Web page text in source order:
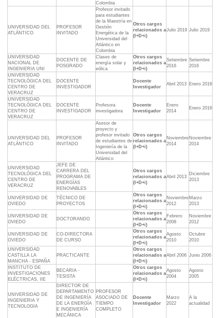
Colombia
UNIVERSIDAD DEL
ATLÁNTICO
PROFESOR
INVITADO
Profesor invitado
para estudiantes
de la Maestría en
Gestión
Energética de la
Universidad del
Atlántico en
Colombia
Otros cargos
relacionados a
(I+D+i)
Julio 2019 Julio 2019
UNIVERSIDAD
NACIONAL DE
INGENIERIA UNI
DOCENTE DE
POSGRADO
Clases de
energía solar y
eólica
Otros cargos
relacionados a
(I+D+i)
Setiembre
2016
Setiembre
2016
UNIVERSIDAD
TECNOLÓGICA DEL
CENTRO DE
VERACRUZ
DOCENTE
INVESTIGADOR
Docente
Investigador
Abril 2013 Enero 2016
UNIVERSIDAD
TECNOLÓGICA DEL
CENTRO DE
VERACRUZ
DOCENTE
INVESTIGADOR
Profesora
investigadora
Docente
Investigador
Enero
2014
Enero 2016
UNIVERSIDAD DEL
ATLÁNTICO
PROFESOR
INVITADO
Asesor de
proyecto y
profesor invitado
de estudiantes de
Ingeniería de la
Universidad del
Atlántico
Otros cargos
relacionados a
(I+D+i)
Noviembre
2014
Noviembre
2014
UNIVERSIDAD
TECNOLÓGICA DEL
CENTRO DE
VERACRUZ
JEFE DE
CARRERA DEL
PROGRAMA DE
ENERGÍAS
RENOVABLES
Otros cargos
relacionados a
(I+D+i)
Abril 2013
Diciembre
2013
UNIVERSIDAD DE
OVIEDO
TÉCNICO DE
PROYECTOS
Otros cargos
relacionados a
(I+D+i)
Noviembre
2012
Marzo
2013
UNIVERSIDAD DE
OVIEDO
DOCTORANDO
Otros cargos
relacionados a
(I+D+i)
Febrero
2008
Noviembre
2012
UNIVERSIDAD DE
OVIEDO
CO-DIRECTORA
DE CURSO
Otros cargos
relacionados a
(I+D+i)
Agosto
2010
Octubre
2010
UNIVERSIDAD
CASTILLA LA
MANCHA - ESPAÑA
PRACTICANTE
Otros cargos
relacionados a
(I+D+i)
Abril 2006 Junio 2006
INSTITUTO DE
INVESTIGACIONES
ELÉCTRICAS, IIE
BECARIA -
TESISTA
Otros cargos
relacionados a
(I+D+i)
Agosto
2004
Agosto
2005
UNIVERSIDAD DE
INGENIERIA Y
TECNOLOGIA
DIRECTOR DE
DEPARTAMENTO
DE INGENIERÍA
DE LA ENERGÍA
E INGENIERÍA
MECÁNICA
PROFESOR
ASOCIADO DE
TIEMPO
COMPLETO
Docente
Investigador
Marzo
2022
A la
actualidad